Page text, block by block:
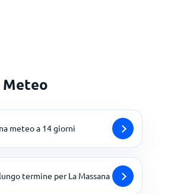
Meteo
meteo a 14 giorni
termine per La Massana